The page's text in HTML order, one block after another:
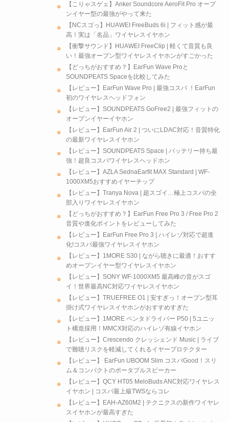
【こりゃスゲェ】Anker Soundcore AeroFit Pro オープ
ンイヤー型の最強がやって来た
【NCスゴっ】HUAWEI FreeBuds 6i | フィット感が最
高！実は「名品」ワイヤレスイヤホン
【衝撃サウンド】HUAWEI FreeClip | 軽くて音質も良
い！最強オープン型ワイヤレスイヤホンがすごかった
【どっちがおすすめ？】EarFun Wave Proと
SOUNDPEATS Spaceを比較してみた
【レビュー】EarFun Wave Pro | 最強コスパ ！EarFun
初のワイヤレスヘッドフォン
【レビュー】SOUNDPEATS GoFree2 | 最強フィットの
オープンイヤーイヤホン
【レビュー】EarFun Air 2 | ついにLDAC対応！音質特化
の最新ワイヤレスイヤホン
【レビュー】SOUNDPEATS Space | バッテリー持ち最
強！超良コスパワイヤレスヘッドホン
【レビュー】AZLA SednaEarfit MAX Standard | WF-
1000XM5おすすめイヤーチップ
【レビュー】Tranya Nova | 超スゴイ…極上コスパの全
部入りワイヤレスイヤホン
【どっちがおすすめ？】EarFun Free Pro 3 / Free Pro 2
音質や進化ポイントをレビューしてみた
【レビュー】EarFun Free Pro 3 | ハイレゾ対応で超進
化!コスパ最強ワイヤレスイヤホン
【レビュー】1MORE S30 | ながら聴きに最適！おすす
めオープンイヤー型ワイヤレスイヤホン
【レビュー】SONY WF-1000XM5 最高峰の音がスゴ
イ！世界最高NC対応ワイヤレスイヤホン
【レビュー】TRUEFREE O1 | 安すぎっ！オープン型耳
掛け式ワイヤレスイヤホンがおすすめすぎた
【レビュー】1MORE ペンタドライバー P50 | 5ユニッ
ト構造採用！MMCX対応のハイレゾ有線イヤホン
【レビュー】Crescendo クレッシェンド Music | ライブ
で難聴リスクを軽減してくれるイヤープロテクター
【レビュー】 EarFun UBOOM Slim コスパGood！スリ
ム＆コンパクトのポータブルスピーカー
【レビュー】QCY HT05 MeloBuds ANC対応ワイヤレス
イヤホン | コスパ最上級TWSならコレ
【レビュー】EAH-AZ60M2 | テクニクスの新作ワイヤレ
スイヤホンが最高すぎた